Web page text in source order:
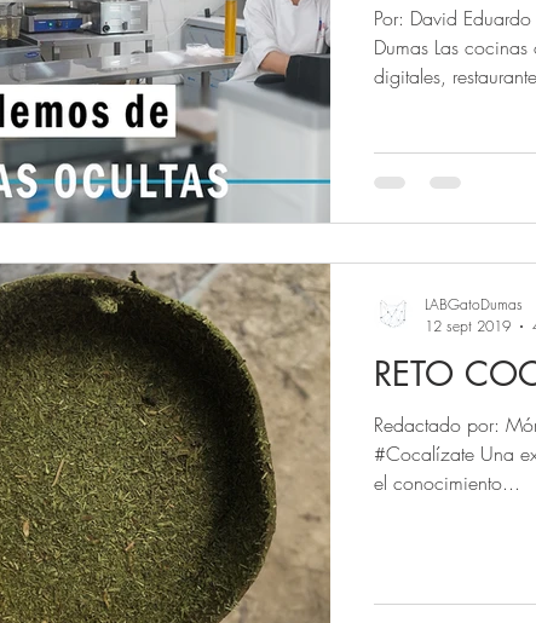
Por: David
Dumas Las
digitales,
RETO
Redactado por:
#Cocalízate Una
el conocimiento...
LABGatoDumas
12 sept 2019